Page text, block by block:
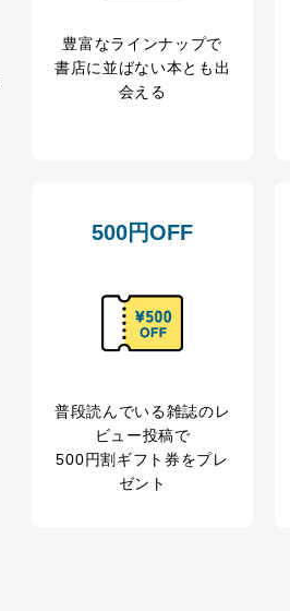
豊富なラインナップで
書店に並ばない本とも出
会える
500円OFF
普段読んでいる雑誌のレ
ビュー投稿で
500円割ギフト券をプレ
ゼント